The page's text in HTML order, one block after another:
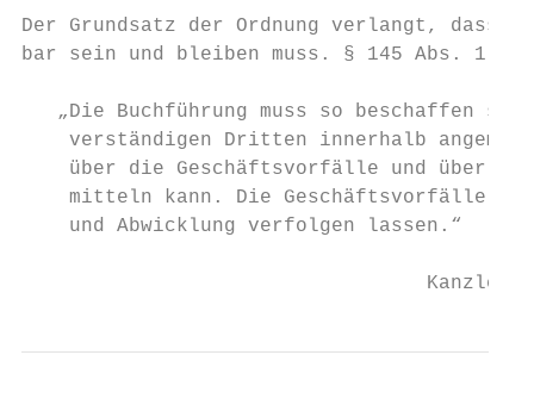
Der Grundsatz der Ordnung verlangt, dass
bar sein und bleiben muss. § 145 Abs. 1
„Die Buchführung muss so beschaffen
verständigen Dritten innerhalb
über die Geschäftsvorfälle und über
mitteln kann. Die Geschäftsvorfälle
    und Abwicklung verfolgen lassen.“
Kanzlei